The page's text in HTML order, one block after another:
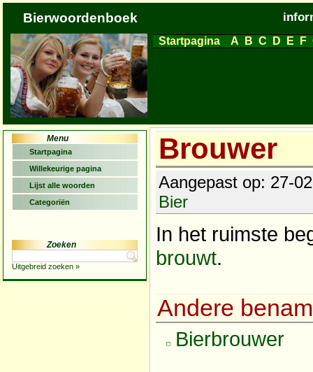
Bierwoordenboek
Startpagina A B C D E F
Menu
Startpagina
Willekeurige pagina
Lijst alle woorden
Categoriën
Zoeken
Uitgebreid zoeken »
Brouwer
Aangepast op: 27-
Bier
In het ruimste
brouwt.
Andere
Bierbrouwer